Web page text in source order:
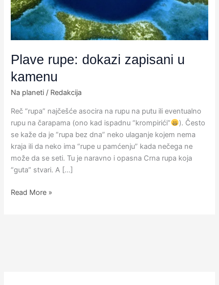
Plave rupe: dokazi zapisani u
kamenu
Na planeti / Redakcija
Reč “rupa” najčešće asocira na rupu na putu ili eventualno
rupu na čarapama (ono kad ispadnu “krompirići”
). Često
se kaže da je “rupa bez dna” neko ulaganje kojem nema
kraja ili da neko ima “rupe u pamćenju” kada nečega ne
može da se seti. Tu je naravno i opasna Crna rupa koja
“guta” stvari. A […]
Read More »